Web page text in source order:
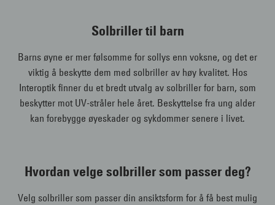
Solbriller til barn
Barns øyne er mer følsomme for sollys enn voksne, og det er
viktig å beskytte dem med solbriller av høy kvalitet. Hos
Interoptik finner du et bredt utvalg av solbriller for barn, som
beskytter mot UV-stråler hele året. Beskyttelse fra ung alder
kan forebygge øyeskader og sykdommer senere i livet.
Hvordan velge solbriller som passer deg?
Velg solbriller som passer din ansiktsform for å få best mulig